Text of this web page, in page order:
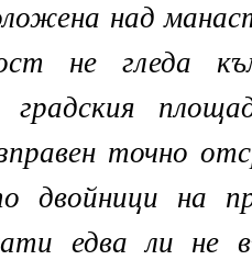
над
не гледа
точно
двойници на
едва ли не